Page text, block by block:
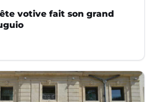
votive fait son grand